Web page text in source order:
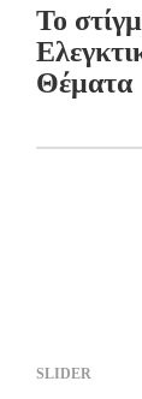
Το
Θέματα
SLIDER